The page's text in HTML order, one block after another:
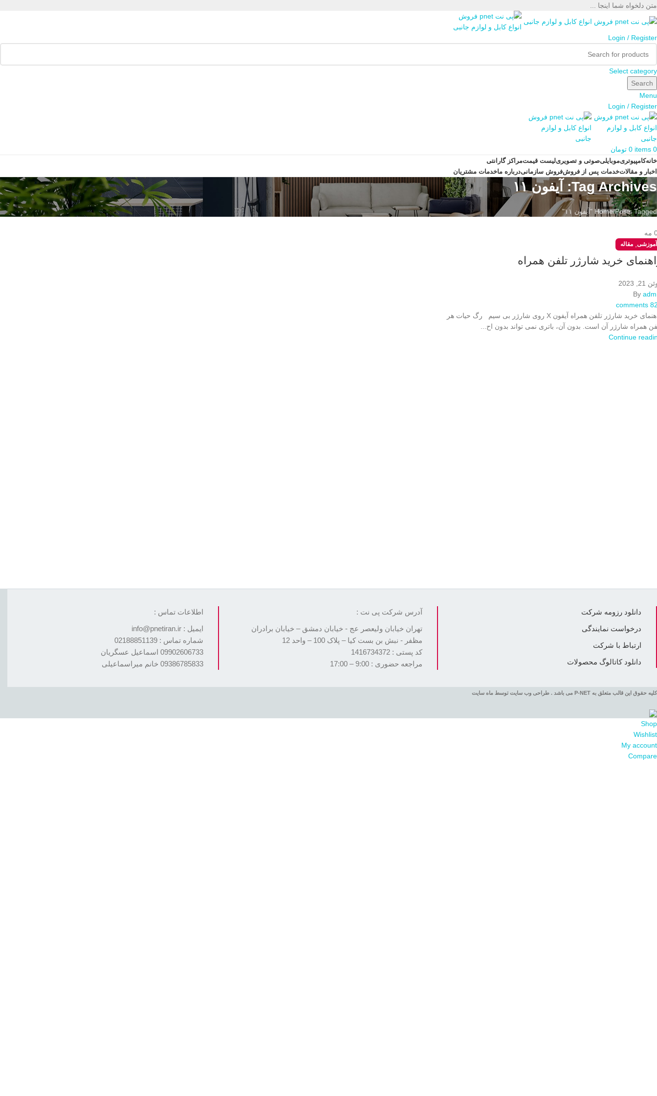
متن دلخواه شما اینجا ...
Login / Register
Select category
Search
Menu
Login / Register
0
items
0 تومان
خانهکامپیوتریموبایلیصوتی و تصویریلیست قیمتمراکز گارانتی
اخبار و مقالاتخدمات پس از فروشفروش سازمانیدرباره ماخدمات مشتریان
Tag Archives: آیفون ۱۱
Home Posts Tagged "آیفون ۱۱"
مه
آموزشی مقاله
خرید شارژر تلفن همراه
2023
By
comments
راهنمای خرید شارژر تلفن همراه آیفون X روی شارژر بی سیم رگ حیات هر
همراه شارژر آن است. بدون آن، باتری نمی تواند بدون اح...
Continue
اطلاعات تماس :
ایمیل : info@pnetiran.ir
شماره تماس : 02188851139
09902606733 اسماعیل عسگریان
09386785833 خانم میراسماعیلی
آدرس شرکت پی نت :
تهران خیابان ولیعصر عج - خیابان دمشق – خیابان برادران
مظفر - نبش بن بست کیا – پلاک 100 – واحد 12
کد پستی : 1416734372
مراجعه حضوری : 9:00 – 17:00
دانلود رزومه شرکت
درخواست نمایندگی
ارتباط با شرکت
دانلود کاتالوگ محصولات
کلیه حقوق این قالب متعلق به P-NET می باشد . طراحی وب سایت توسط ماه سایت
Shop
Wishlist
My account
Compare